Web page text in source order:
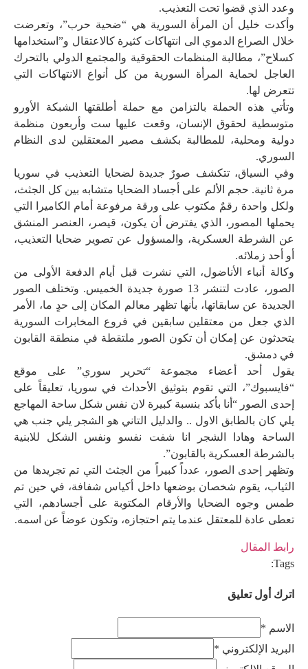
وعدد الذي قضوا تحت التعذيب.
وأكدت خليل أن المرأة السورية هي “ضحية حرب”، وتعرضت
خلال الصراع الدموي الى انتهاكات كثيرة كالاعتقال و”استخدامها
كسلاح”، مطالبة المنظمات الحقوقية والمجتمع الدولي بالتحرك
العاجل لحماية المرأة السورية من كل أنواع الانتهاكات التي
تتعرض لها.
وتأتي هذه الحملة بالتزامن مع حملة أطلقتها الشبكة الأورو
متوسطية لحقوق الإنسان، وقعت عليها ست وأربعون منظمة
دولية ومحلية، للمطالبة بكشف مصير المعتقلين لدى النظام
السوري.
وفي السياق، تتكشف صورٌ جديدة لضحايا التعذيب في سوريا
مرة ثانية. حجم الألم على أجساد الضحايا متشابه بين كل الجثث،
ولكل واحدة رقمٌ مكتوب على ورقة مرفوعة أمام الكاميرا التي
يحملها المصور، الذي يفترض أن يكون، قيصر، العنصر المنشق
عن الشرطة العسكرية، والمسؤول عن تصوير ضحايا التعذيب،
أو أحد زملائه.
وكالة أنباء الأناضول، التي نشرت قبل أيام الدفعة الأولى من
الصور، عادت لتنشر 13 صورة جديدة الخميس. وتختلف الصور
الجديدة عن سابقاتها، بأنها تظهر معالم المكان إلى حدٍ ما، الأمر
الذي جعل من معتقلين سابقين في فروع المخابرات السورية
يتحدثون عن إمكان أن تكون الصور ملتقطة في منطقة القابون
في دمشق.
يقول أحد أعضاء مجموعة “تحرير سوري” على موقع
“فايسبوك”، التي تقوم بتوثيق الأحداث في سوريا، تعليقاً على
إحدى الصور “أنا بأكد بنسبة كبيرة لان نفس شكل ساحة المهاجع
يلي كان بالطابق الاول .. والدليل التاني هو الشجر يلي جنب هي
الساحة وهادا الشجر انا شفت نفسو ونفس الشكل للابنية
بالشرطة العسكرية بالقابون”.
وتظهر إحدى الصور، عدداً كبيراً من الجثث التي تم تجريدها من
الثياب، يقوم شخصان بوضعها داخل أكياس شفافة، في حين تم
طمس وجوه الضحايا والأرقام المكتوبة على أجسادهم، التي
تعطى عادة للمعتقل عندما يتم احتجازه، وتكون عوضاً عن اسمه.
رابط المقال
Tags:
اترك أول تعليق
الاسم *
البريد الإلكتروني *